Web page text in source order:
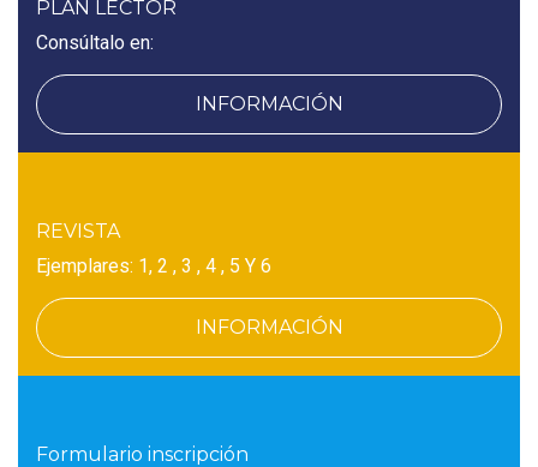
PLAN LECTOR
Consúltalo en:
INFORMACIÓN
REVISTA
Ejemplares: 1, 2 , 3 , 4 , 5 Y 6
INFORMACIÓN
Formulario inscripción